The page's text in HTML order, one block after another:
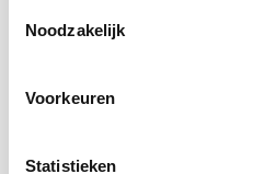
Noodzakelijk
Voorkeuren
Statistieken